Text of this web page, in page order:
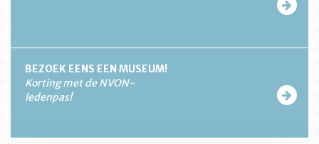
BEZOEK EENS EEN MUSEUM!
Korting met de NVON-
ledenpas!